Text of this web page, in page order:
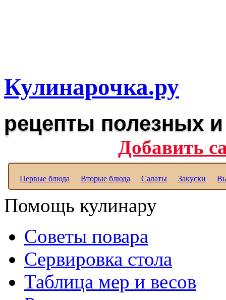
Кулинарочка.ру
рецепты полезных
Добавить
Первые блюда Вторые блюда Салаты Закуски
Помощь кулинару
Советы повара
Сервировка стола
Таблица мер и весов